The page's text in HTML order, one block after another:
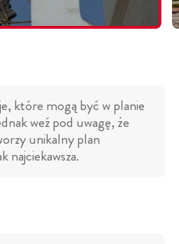
które mogą być w planie
weź pod uwagę, że
unikalny plan
najciekawsza.